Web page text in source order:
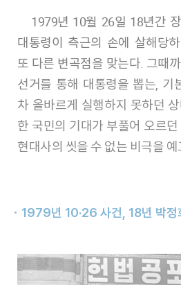
1979년 10월 26일 18년간 장기집권을 해온 박정희
대통령이 측근의 손에 살해당
또 다른 변곡점을 맞는다. 그때
선거를 통해 대통령을 뽑는, 기
차 올바르게 실행하지 못하던
한 국민의 기대가 부풀어 오르
현대사의 씻을 수 없는 비극을 예
ㆍ1979년 10·26 사건, 18년 박정